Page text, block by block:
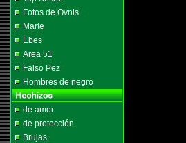
Fotos de Ovnis
Marte
Ebes
Area 51
Falso Pez
Hombres de negro
de amor
de protección
Brujas